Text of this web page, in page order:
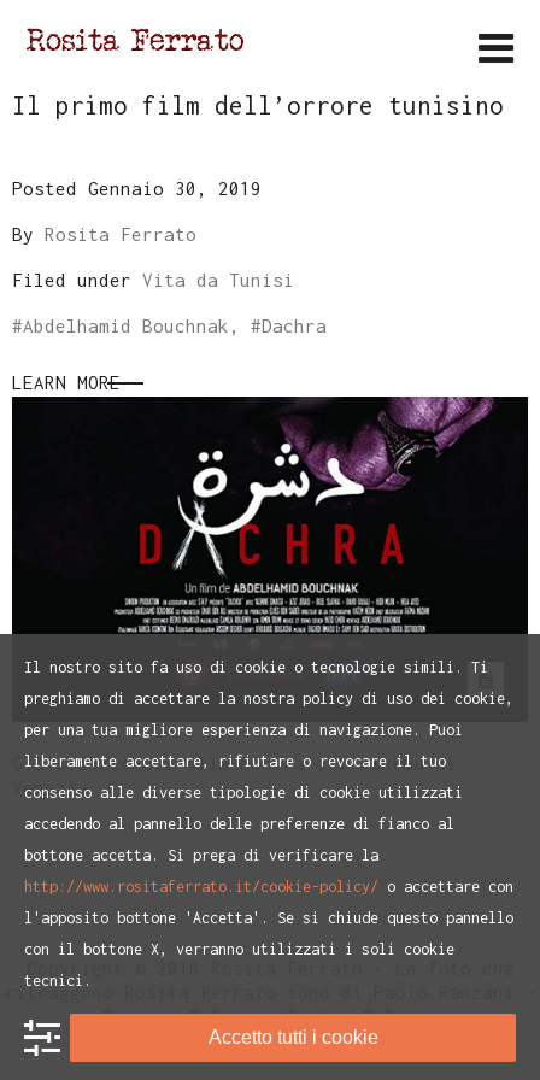
Il primo film dell’orrore tunisino
Posted Gennaio 30, 2019
By Rosita Ferrato
Filed under Vita da Tunisi
#Abdelhamid Bouchnak , #Dachra
LEARN MORE
Già selezionato alla mostra del cinema di
Venezia
ritraggono Rosita Ferrato sono di Paolo Ranzani -
Privacy PolicyeCookie Policiy
Il nostro sito fa uso di cookie o tecnologie simili. Ti
preghiamo di accettare la nostra policy di uso dei cookie,
per una tua migliore esperienza di navigazione. Puoi
liberamente accettare, rifiutare o revocare il tuo
consenso alle diverse tipologie di cookie utilizzati
accedendo al pannello delle preferenze di fianco al
bottone accetta. Si prega di verificare la
http://www.rositaferrato.it/cookie-policy/ o accettare con
l'apposito bottone 'Accetta'. Se si chiude questo pannello
con il bottone X, verranno utilizzati i soli cookie
tecnici.
Accetto tutti i cookie